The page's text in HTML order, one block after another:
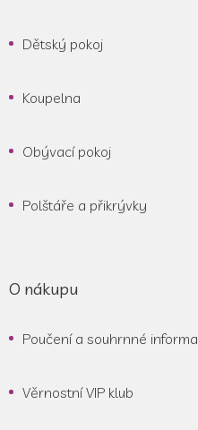
Dětský pokoj
Koupelna
Obývací pokoj
Polštáře a přikrývky
O nákupu
Poučení a souhrnné
Věrnostní VIP klub